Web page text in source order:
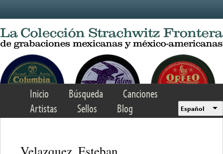
Inicio Búsqueda
Canciones
Artistas
Sellos Blog Español
Velazquez, Esteban